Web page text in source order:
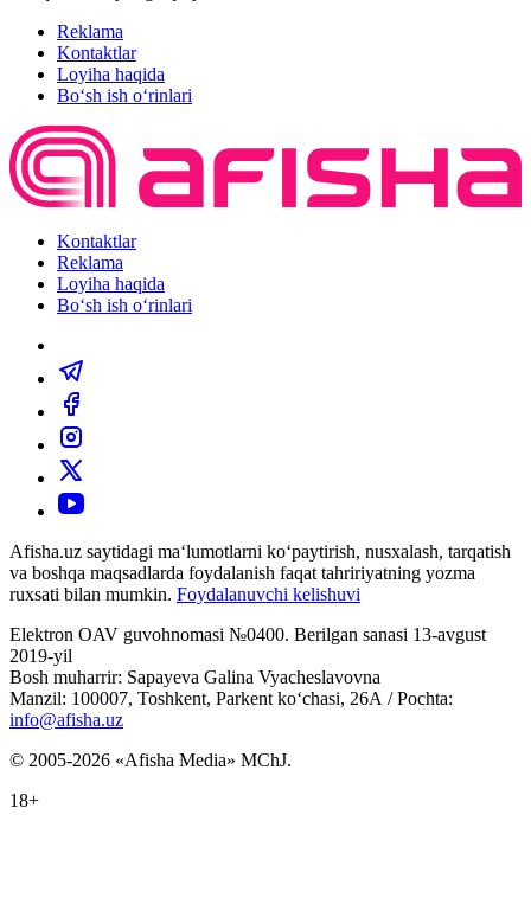
Reklama
Kontaktlar
Loyiha haqida
Bo‘sh ish o‘rinlari
Kontaktlar
Reklama
Loyiha haqida
Bo‘sh ish o‘rinlari
Afisha.uz saytidagi ma‘lumotlarni ko‘paytirish, nusxalash, tarqatish
va boshqa maqsadlarda foydalanish faqat tahririyatning yozma
ruxsati bilan mumkin. Foydalanuvchi kelishuvi
Elektron OAV guvohnomasi №0400. Berilgan sanasi 13-avgust
2019-yil
Bosh muharrir: Sapayeva Galina Vyacheslavovna
Manzil: 100007, Toshkent, Parkent ko‘chasi, 26А / Pochta:
info@afisha.uz
© 2005-2026 «Afisha Media» MChJ.
18+